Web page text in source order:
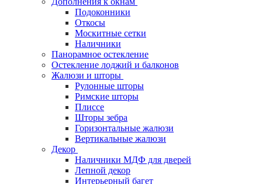
Подоконники
Откосы
Москитные сетки
Наличники
Панорамное остекление
Остекление лоджий и балконов
Жалюзи и шторы
Рулонные шторы
Римские шторы
Плиссе
Шторы зебра
Горизонтальные жалюзи
Вертикальные жалюзи
Декор
Наличники МДФ для дверей
Лепной декор
Интерьерный багет